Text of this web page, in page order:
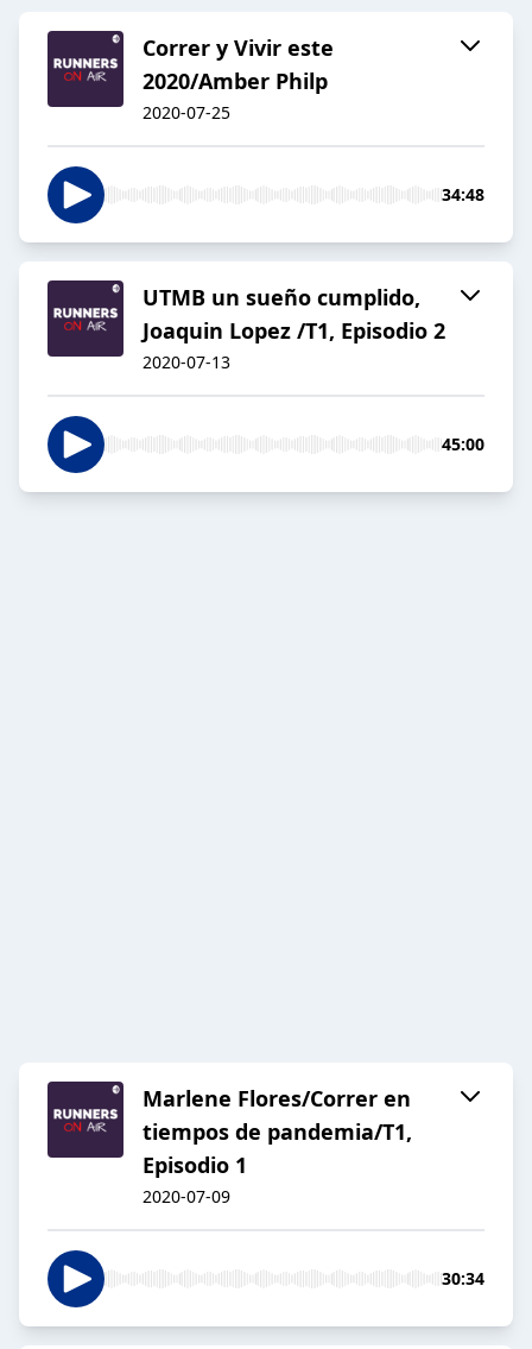
Correr y Vivir este
2020/Amber Philp
2020-07-25
34:48
UTMB un sueño cumplido,
Joaquin Lopez /T1, Episodio 2
2020-07-13
45:00
Marlene Flores/Correr en
tiempos de pandemia/T1,
Episodio 1
2020-07-09
30:34